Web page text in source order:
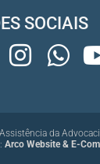
SOCIAIS
da
Arco Website & E-